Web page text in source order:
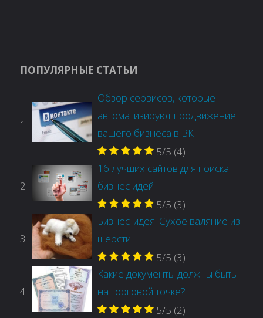
ПОПУЛЯРНЫЕ СТАТЬИ
1
Обзор сервисов, которые
автоматизируют продвижение
вашего бизнеса в ВК
5/5 (4)
2
16 лучших сайтов для поиска
бизнес идей
5/5 (3)
3
Бизнес-идея: Сухое валяние из
шерсти
5/5 (3)
4
Какие документы должны быть
на торговой точке?
5/5 (2)